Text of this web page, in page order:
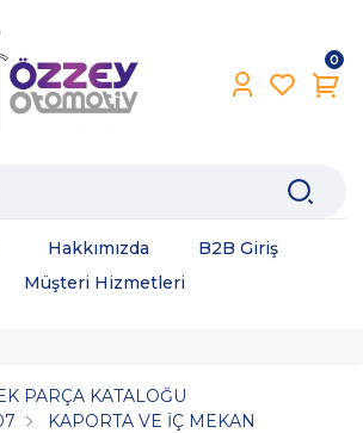
0
Hakkımızda
B2B Giriş
Müşteri Hizmetleri
PARÇA KATALOĞU
KAPORTA VE İÇ MEKAN